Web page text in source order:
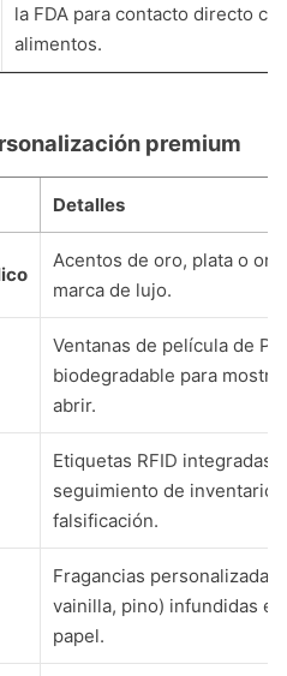
la FDA para contacto directo
alimentos.
premium
Detalles
Acentos de oro, plata o oro
marca de lujo.
Ventanas de película de
biodegradable para
abrir.
Etiquetas RFID integradas
seguimiento de inventario
falsificación.
Fragancias personalizadas
vainilla, pino) infundidas
papel.